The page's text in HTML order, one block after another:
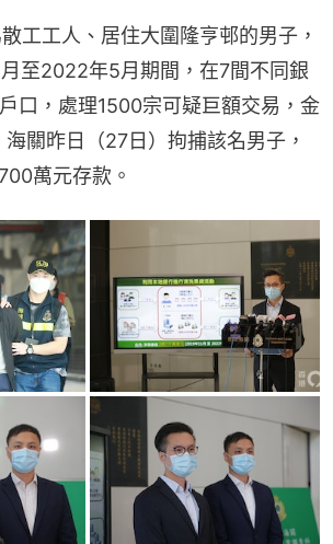
工工人、居住大圍隆亨邨的男子，
至2022年5月期間，在7間不同銀
口，處理1500宗可疑巨額交易，金
關昨日（27日）拘捕該名男子，
萬元存款。